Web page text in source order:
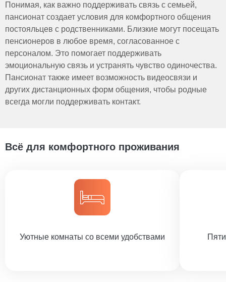
Понимая, как важно поддерживать связь с семьей,
пансионат создает условия для комфортного общения
постояльцев с родственниками. Близкие могут посещать
пенсионеров в любое время, согласованное с
персоналом. Это помогает поддерживать
эмоциональную связь и устранять чувство одиночества.
Пансионат также имеет возможность видеосвязи и
других дистанционных форм общения, чтобы родные
всегда могли поддерживать контакт.
Всё для комфортного проживания
Уютные комнаты со всеми удобствами